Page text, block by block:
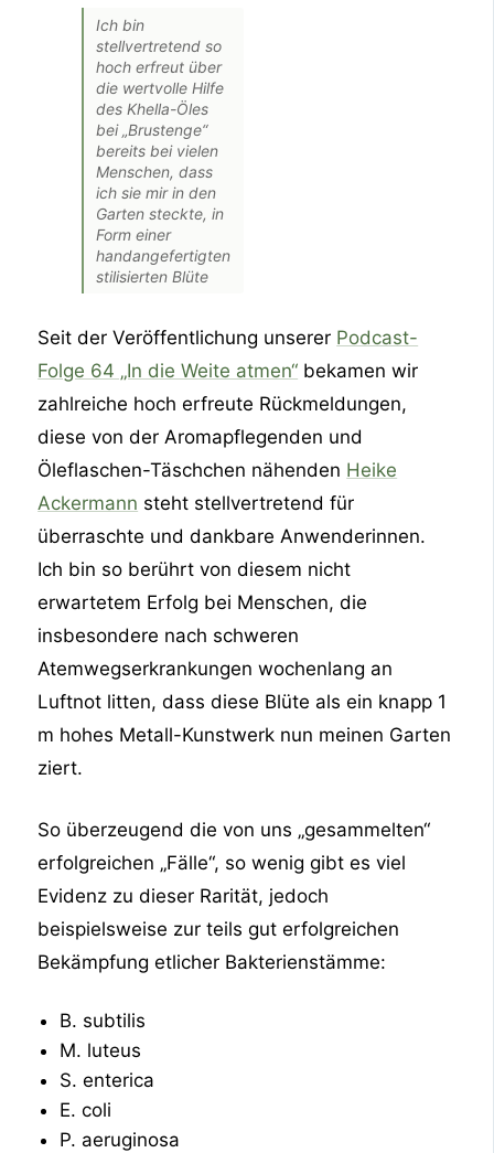
Ich bin
stellvertretend so
hoch erfreut über
die wertvolle Hilfe
des Khella-Öles
bei „Brustenge“
bereits bei vielen
Menschen, dass
ich sie mir in den
Garten steckte, in
Form einer
handangefertigten
stilisierten Blüte
Seit der Veröffentlichung unserer Podcast-
Folge 64 „In die Weite atmen“ bekamen wir
zahlreiche hoch erfreute Rückmeldungen,
diese von der Aromapflegenden und
Öleflaschen-Täschchen nähenden Heike
Ackermann steht stellvertretend für
überraschte und dankbare Anwenderinnen.
Ich bin so berührt von diesem nicht
erwartetem Erfolg bei Menschen, die
insbesondere nach schweren
Atemwegserkrankungen wochenlang an
Luftnot litten, dass diese Blüte als ein knapp 1
m hohes Metall-Kunstwerk nun meinen Garten
ziert.
So überzeugend die von uns „gesammelten“
erfolgreichen „Fälle“, so wenig gibt es viel
Evidenz zu dieser Rarität, jedoch
beispielsweise zur teils gut erfolgreichen
Bekämpfung etlicher Bakterienstämme:
B. subtilis
M. luteus
S. enterica
E. coli
P. aeruginosa